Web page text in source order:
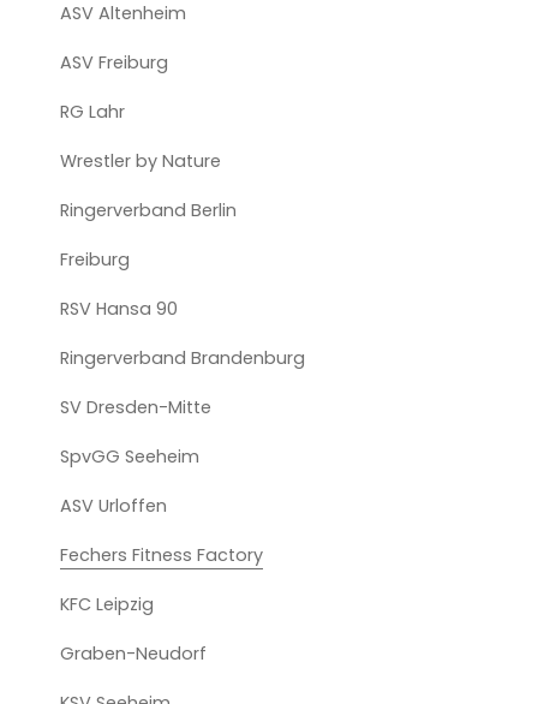
ASV Altenheim
ASV Freiburg
RG Lahr
Wrestler by Nature
Ringerverband Berlin
Freiburg
RSV Hansa 90
Ringerverband Brandenburg
SV Dresden-Mitte
SpvGG Seeheim
ASV Urloffen
Fechers Fitness Factory
KFC Leipzig
Graben-Neudorf